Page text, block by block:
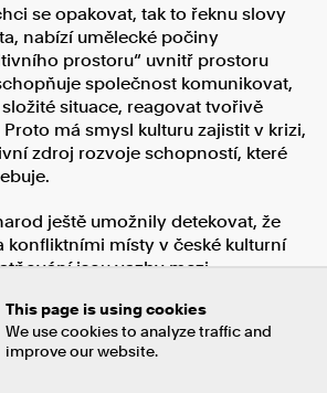
se opakovat, tak to řeknu slovy
nabízí umělecké počiny
prostoru“ uvnitř prostoru
společnost komunikovat,
situace, reagovat tvořivě
má smysl kulturu zajistit v krizi,
zdroj rozvoje schopností, které
ještě umožnily detekovat, že
konfliktními místy v české kulturní
jsou vazby mezi
Existuje kvalitně sepsaná kulturní
politiky transformována do
kvalitního živého umění, ale
úplně zbytečně soutěží nebo se
z důvodů vzájemné nevraživosti
This page is using cookies
We use cookies to analyze traffic and
improve our website.